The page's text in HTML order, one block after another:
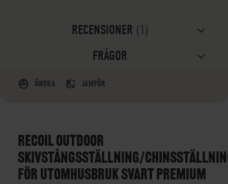
RECENSIONER 1
FRÅGOR
ÖNSKA JÄMFÖR
RECOIL OUTDOOR
SKIVSTÅNGSSTÄLLNING/
FÖR UTOMHUSBRUK SVART PREMIUM